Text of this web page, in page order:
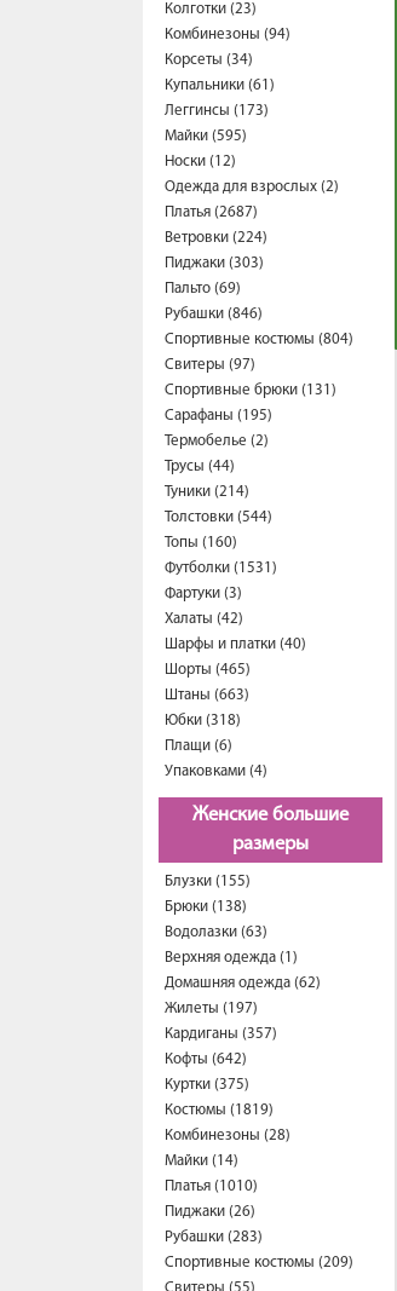
Колготки (23)
Комбинезоны (94)
Корсеты (34)
Купальники (61)
Леггинсы (173)
Майки (595)
Носки (12)
Одежда для взрослых (2)
Платья (2687)
Ветровки (224)
Пиджаки (303)
Пальто (69)
Рубашки (846)
Спортивные костюмы (804)
Свитеры (97)
Спортивные брюки (131)
Сарафаны (195)
Термобелье (2)
Трусы (44)
Туники (214)
Толстовки (544)
Топы (160)
Футболки (1531)
Фартуки (3)
Халаты (42)
Шарфы и платки (40)
Шорты (465)
Штаны (663)
Юбки (318)
Плащи (6)
Упаковками (4)
Женские большие
размеры
Блузки (155)
Брюки (138)
Водолазки (63)
Верхняя одежда (1)
Домашняя одежда (62)
Жилеты (197)
Кардиганы (357)
Кофты (642)
Куртки (375)
Костюмы (1819)
Комбинезоны (28)
Майки (14)
Платья (1010)
Пиджаки (26)
Рубашки (283)
Спортивные костюмы (209)